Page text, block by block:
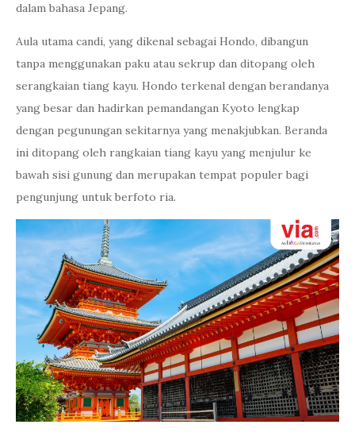
dalam bahasa Jepang.
Aula utama candi, yang dikenal sebagai Hondo, dibangun
tanpa menggunakan paku atau sekrup dan ditopang oleh
serangkaian tiang kayu. Hondo terkenal dengan berandanya
yang besar dan hadirkan pemandangan Kyoto lengkap
dengan pegunungan sekitarnya yang menakjubkan. Beranda
ini ditopang oleh rangkaian tiang kayu yang menjulur ke
bawah sisi gunung dan merupakan tempat populer bagi
pengunjung untuk berfoto ria.